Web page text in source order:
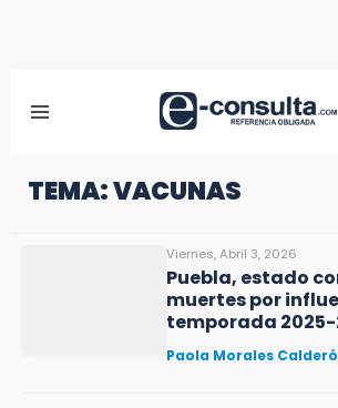
TEMA: VACUNAS
Viernes, Abril 3, 2026
Puebla, estado
muertes por
temporada
Paola Morales